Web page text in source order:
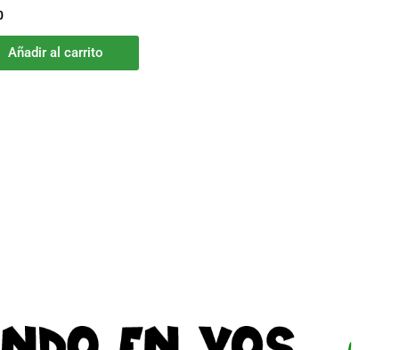
Añadir al carrito